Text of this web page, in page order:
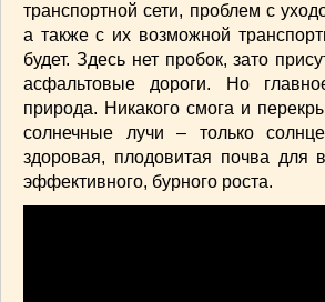
транспортной сети, проблем с
а также с их возможной
будет. Здесь нет пробок, зато
асфальтовые дороги. Но
природа. Никакого смога и
солнечные лучи – только
здоровая, плодовитая почва для
эффективного, бурного роста.